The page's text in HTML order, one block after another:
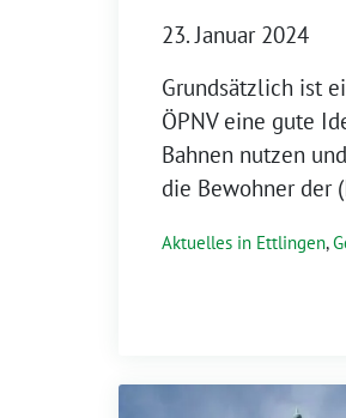
23. Januar 2024
Grundsätzlich ist
ÖPNV eine gute
Bahnen nutzen
die Bewohner der
Aktuelles in Ettlingen,